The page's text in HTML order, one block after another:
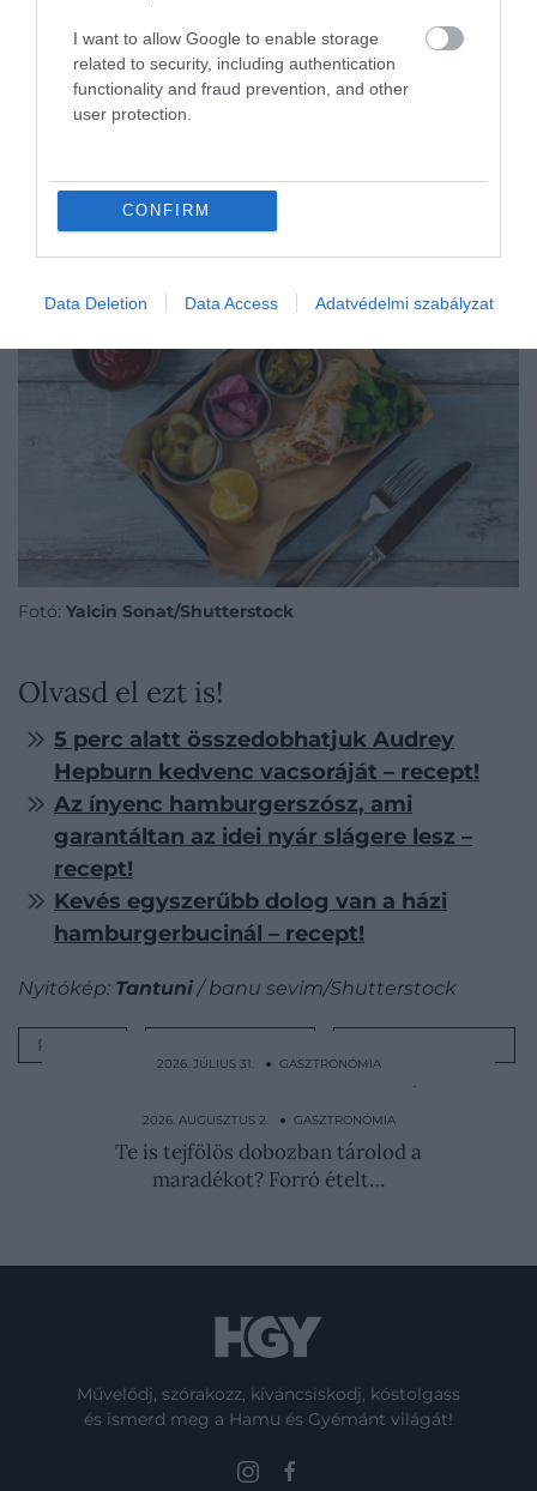
I want to allow Google to enable storage
related to security, including authentication
functionality and fraud prevention, and other
user protection.
CONFIRM
Data Deletion Data Access Adatvédelmi szabályzat
ismételjük meg ezt egy másik lavash-sal. Ezután
rakjuk félre a húst, és a maradék adaggal
csináljuk meg ugyanezt a lépést.
Végezetül már csak bele kell tekernünk
tekercsekbe is rakhatunk, de utólagosan is
leönthetjük vele a tantunit.
Fotó: Yalcin Sonat/Shutterstock
Olvasd el ezt is!
5 perc alatt összedobhatjuk Audrey
Hepburn kedvenc vacsoráját – recept!
Az ínyenc hamburgerszósz, ami
garantáltan az idei nyár slágere lesz –
recept!
Kevés egyszerűbb dolog van a házi
hamburgerbucinál – recept!
Nyitókép: Tantuni/ banu sevim/Shutterstock
RECEPT
2026. JÚLIUS 31. ● GASZTRONÓMIA
Sajtot és rénszarvashúst tesznek a kávéba:
ilyen a számik…
2026. AUGUSZTUS 2. ● GASZTRONÓMIA
Te is tejfölös dobozban tárolod a
maradékot? Forró ételt…
Művelődj, szórakozz, kíváncsiskodj, kóstolgass
és ismerd meg a Hamu és Gyémánt világát!